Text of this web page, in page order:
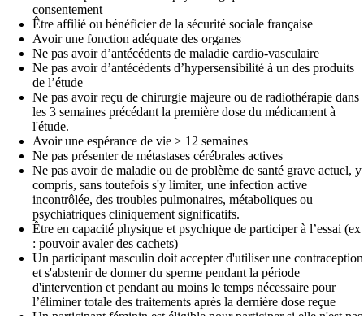
consentement
Être affilié ou bénéficier de la sécurité sociale française
Avoir une fonction adéquate des organes
Ne pas avoir d’antécédents de maladie cardio-vasculaire
Ne pas avoir d’antécédents d’hypersensibilité à un des produits
de l’étude
Ne pas avoir reçu de chirurgie majeure ou de radiothérapie dans
les 3 semaines précédant la première dose du médicament à
l'étude.
Avoir une espérance de vie ≥ 12 semaines
Ne pas présenter de métastases cérébrales actives
Ne pas avoir de maladie ou de problème de santé grave actuel, y
compris, sans toutefois s'y limiter, une infection active
incontrôlée, des troubles pulmonaires, métaboliques ou
psychiatriques cliniquement significatifs.
Être en capacité physique et psychique de participer à l’essai (ex
: pouvoir avaler des cachets)
Un participant masculin doit accepter d'utiliser une contraception
et s'abstenir de donner du sperme pendant la période
d'intervention et pendant au moins le temps nécessaire pour
l’éliminer totale des traitements après la dernière dose reçue